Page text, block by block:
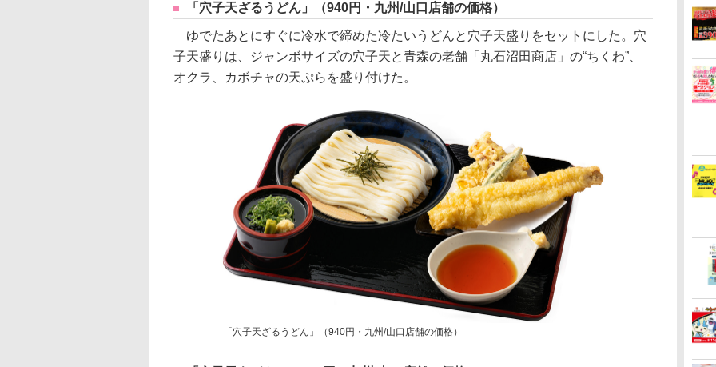
「穴子天ざるうどん」（940円・九州/山口店舗の価格）
ゆでたあとにすぐに冷水で締めた冷たいうどんと穴子天盛りをセットにした。穴
子天盛りは、ジャンボサイズの穴子天と青森の老舗「丸石沼田商店」の“ちくわ”、
オクラ、カボチャの天ぷらを盛り付けた。
「穴子天ざるうどん」（940円・九州/山口店舗の価格）